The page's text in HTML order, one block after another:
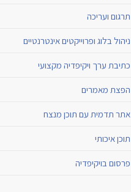
תרגום ועריכה
ניהול בלוג ופרוייקטים אינטרנטיים
כתיבת ערך ויקיפדיה מקצועי
הפצת מאמרים
אתר תדמית עם תוכן מנצח
תוכן איכותי
פרסום בויקיפדיה